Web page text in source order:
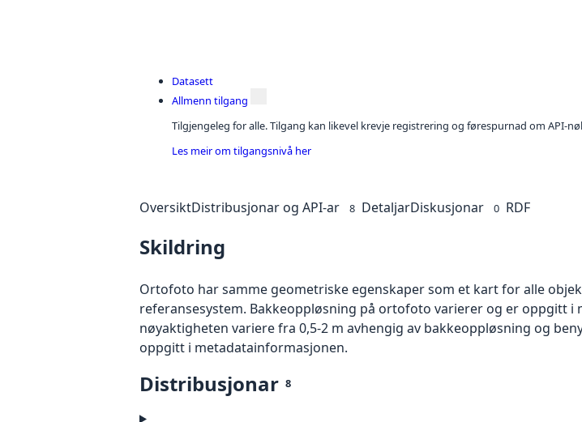
Datasett
Allmenn tilgang
Tilgjengeleg for alle. Tilgang kan likevel krevje registrering og førespurnad om API-
Les meir om tilgangsnivå her
OversiktDistribusjonar og API-ar 8 DetaljarDiskusjonar 0 RDF
Skildring
Ortofoto har samme geometriske egenskaper som et kart for alle
referansesystem. Bakkeoppløsning på ortofoto varierer og er oppgitt
nøyaktigheten variere fra 0,5-2 m avhengig av bakkeoppløsning og
oppgitt i metadatainformasjonen.
Distribusjonar 8